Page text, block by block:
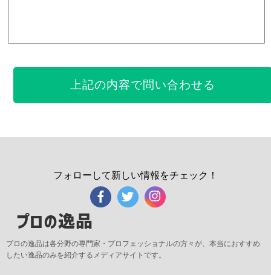
フォローして新しい情報をチェック！
プロの逸品
プロの逸品は各分野の専門家・プロフェッショナルの方々が、本当におすすめ
したい逸品のみを紹介するメディアサイトです。